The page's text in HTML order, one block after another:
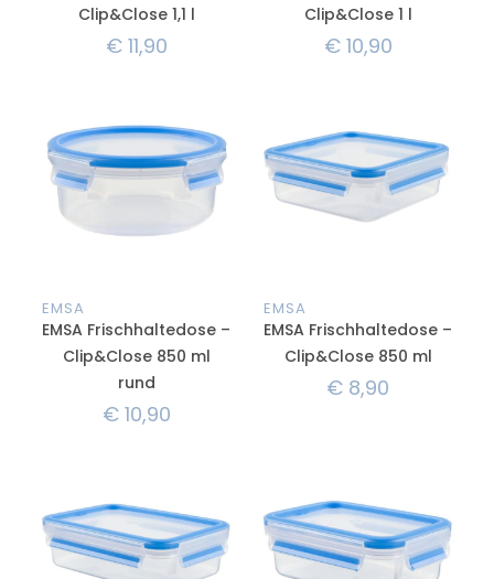
Clip&Close 1,1 l
€11,90
Clip&Close 1 l
€10,90
EMSA
EMSA Frischhaltedose –
Clip&Close 850 ml
rund
€10,90
EMSA
EMSA Frischhaltedose –
Clip&Close 850 ml
€ 8,90